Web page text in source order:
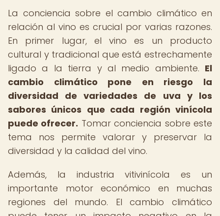
La conciencia sobre el cambio climático en
relación al vino es crucial por varias razones.
En primer lugar, el vino es un producto
cultural y tradicional que está estrechamente
ligado a la tierra y al medio ambiente. El
cambio climático pone en riesgo la
diversidad de variedades de uva y los
sabores únicos que cada región vinícola
puede ofrecer. Tomar conciencia sobre este
tema nos permite valorar y preservar la
diversidad y la calidad del vino.
Además, la industria vitivinícola es un
importante motor económico en muchas
regiones del mundo. El cambio climático